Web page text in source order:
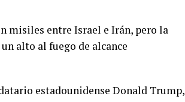
misiles entre Israel e Irán, pero la
alto al fuego de alcance
estadounidense Donald Trump,